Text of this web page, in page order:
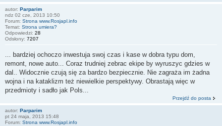
autor: Parparim
ndz 02 cze, 2013 10:50
Forum: Strona www.Rosjapl.info
Temat: Strona umiera?
Odpowiedzi: 28
Odsłony: 7207
... bardziej ochoczo inwestuja swoj czas i kase w dobra typu dom,
remont, nowe auto... Coraz trudniej zebrac ekipe by wyruszyc gdzies w
dal.. Widocznie czują się za bardzo bezpiecznie. Nie zagraża im żadna
wojna i na kataklizm też niewielkie perspektywy. Obrastają więc w
przedmioty i sadło jak Pols...
Przejdź do posta
autor: Parparim
pt 24 maja, 2013 15:48
Forum: Strona www.Rosjapl.info